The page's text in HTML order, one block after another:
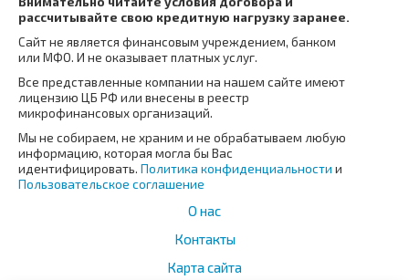
рассчитывайте свою кредитную нагрузку заранее.
Сайт не является финансовым учреждением, банком
или МФО. И не оказывает платных услуг.
Все представленные компании на нашем сайте имеют
лицензию ЦБ РФ или внесены в реестр
микрофинансовых организаций.
Мы не собираем, не храним и не обрабатываем любую
информацию, которая могла бы Вас
идентифицировать. Политика конфиденциальности и
Пользовательское соглашение
О нас
Контакты
Карта сайта